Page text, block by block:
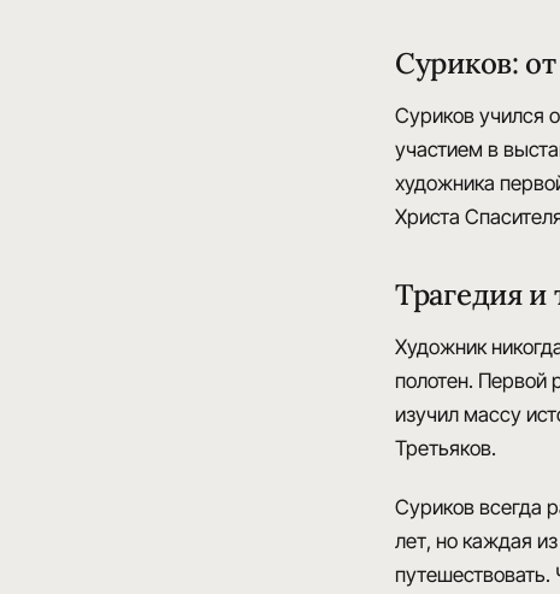
Суриков:
Суриков учился
участием в
художника
Христа
Трагедия
Художник
полотен. Первой
изучил массу
Третьяков.
Суриков всегда
лет, но каждая
путешествовать.